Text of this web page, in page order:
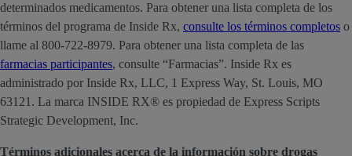
determinados medicamentos. Para obtener una lista completa de los
términos del programa de Inside Rx, consulte los términos completos o
llame al 800-722-8979. Para obtener una lista completa de las
farmacias participantes, consulte “Farmacias”. Inside Rx es
administrado por Inside Rx, LLC, 1 Express Way, St. Louis, MO
63121. La marca INSIDE RX® es propiedad de Express Scripts
Strategic Development, Inc.
Términos adicionales acerca de la información sobre drogas